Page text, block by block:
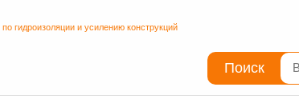
гидроизоляции и усилению конструкций
Поиск